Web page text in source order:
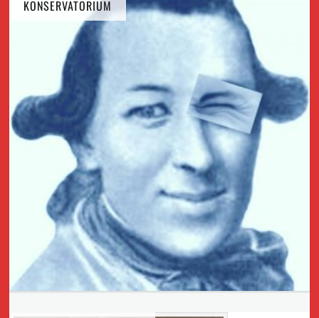
KONSERVATORIUM